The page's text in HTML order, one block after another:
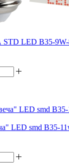
LED B35-
LED smd B35-